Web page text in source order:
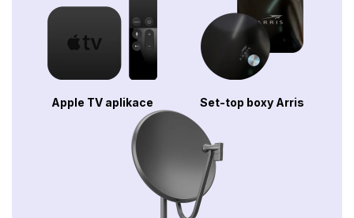
Apple TV aplikace Set-top boxy Arris